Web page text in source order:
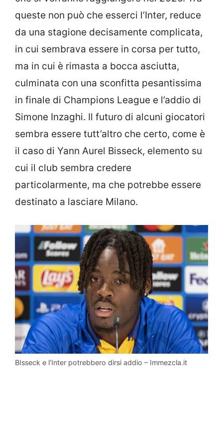
queste non può che esserci l’Inter, reduce
da una stagione decisamente complicata,
in cui sembrava essere in corsa per tutto,
ma in cui è rimasta a bocca asciutta,
culminata con una sconfitta pesantissima
in finale di Champions League e l’addio di
Simone Inzaghi. Il futuro di alcuni giocatori
sembra essere tutt’altro che certo, come è
il caso di Yann Aurel Bisseck, elemento su
cui il club sembra credere
particolarmente, ma che potrebbe essere
destinato a lasciare Milano.
BIsseck e l’Inter potrebbero dirsi addio – Immezcla.it